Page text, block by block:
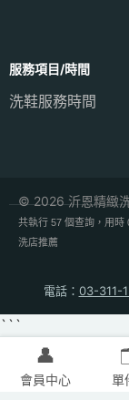
服務項目/時間
洗鞋服務時間
© 2026 沂恩精緻
共執行 57 個查詢，用時
洗店推薦
電話： 03-311-
👤
會員中心 單
```